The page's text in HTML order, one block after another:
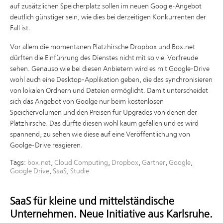
auf zusätzlichen Speicherplatz sollen im neuen Google-Angebot
deutlich günstiger sein, wie dies bei derzeitigen Konkurrenten der
Fall ist.
Vor allem die momentanen Platzhirsche Dropbox und Box.net
dürften die Einführung des Dienstes nicht mit so viel Vorfreude
sehen. Genauso wie bei diesen Anbietern wird es mit Google-Drive
wohl auch eine Desktop-Applikation geben, die das synchronisieren
von lokalen Ordnern und Dateien ermöglicht. Damit unterscheidet
sich das Angebot von Goolge nur beim kostenlosen
Speichervolumen und den Preisen für Upgrades von denen der
Platzhirsche. Das dürfte diesen wohl kaum gefallen und es wird
spannend, zu sehen wie diese auf eine Veröffentlichung von
Goolge-Drive reagieren.
Tags: box.net, Cloud Computing, Dropbox, Gartner, Google,
Google Drive, SaaS, Studie
SaaS für kleine und mittelständische
Unternehmen. Neue Initiative aus Karlsruhe.